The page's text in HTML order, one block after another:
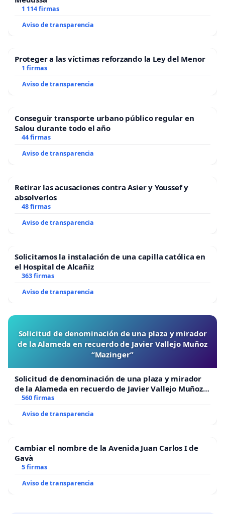
1 114 firmas
Aviso de transparencia
Proteger a las víctimas reforzando la Ley del Menor
1 firmas
Aviso de transparencia
Conseguir transporte urbano público regular en
Salou durante todo el año
44 firmas
Aviso de transparencia
Retirar las acusaciones contra Asier y Youssef y
absolverlos
48 firmas
Aviso de transparencia
Solicitamos la instalación de una capilla católica en
el Hospital de Alcañiz
363 firmas
Aviso de transparencia
Solicitud de denominación de una plaza y mirador
de la Alameda en recuerdo de Javier Vallejo Muñoz
“Mazinger”
Solicitud de denominación de una plaza y mirador
de la Alameda en recuerdo de Javier Vallejo Muñoz
“Mazinger”
560 firmas
Aviso de transparencia
Cambiar el nombre de la Avenida Juan Carlos I de
Gavà
5 firmas
Aviso de transparencia